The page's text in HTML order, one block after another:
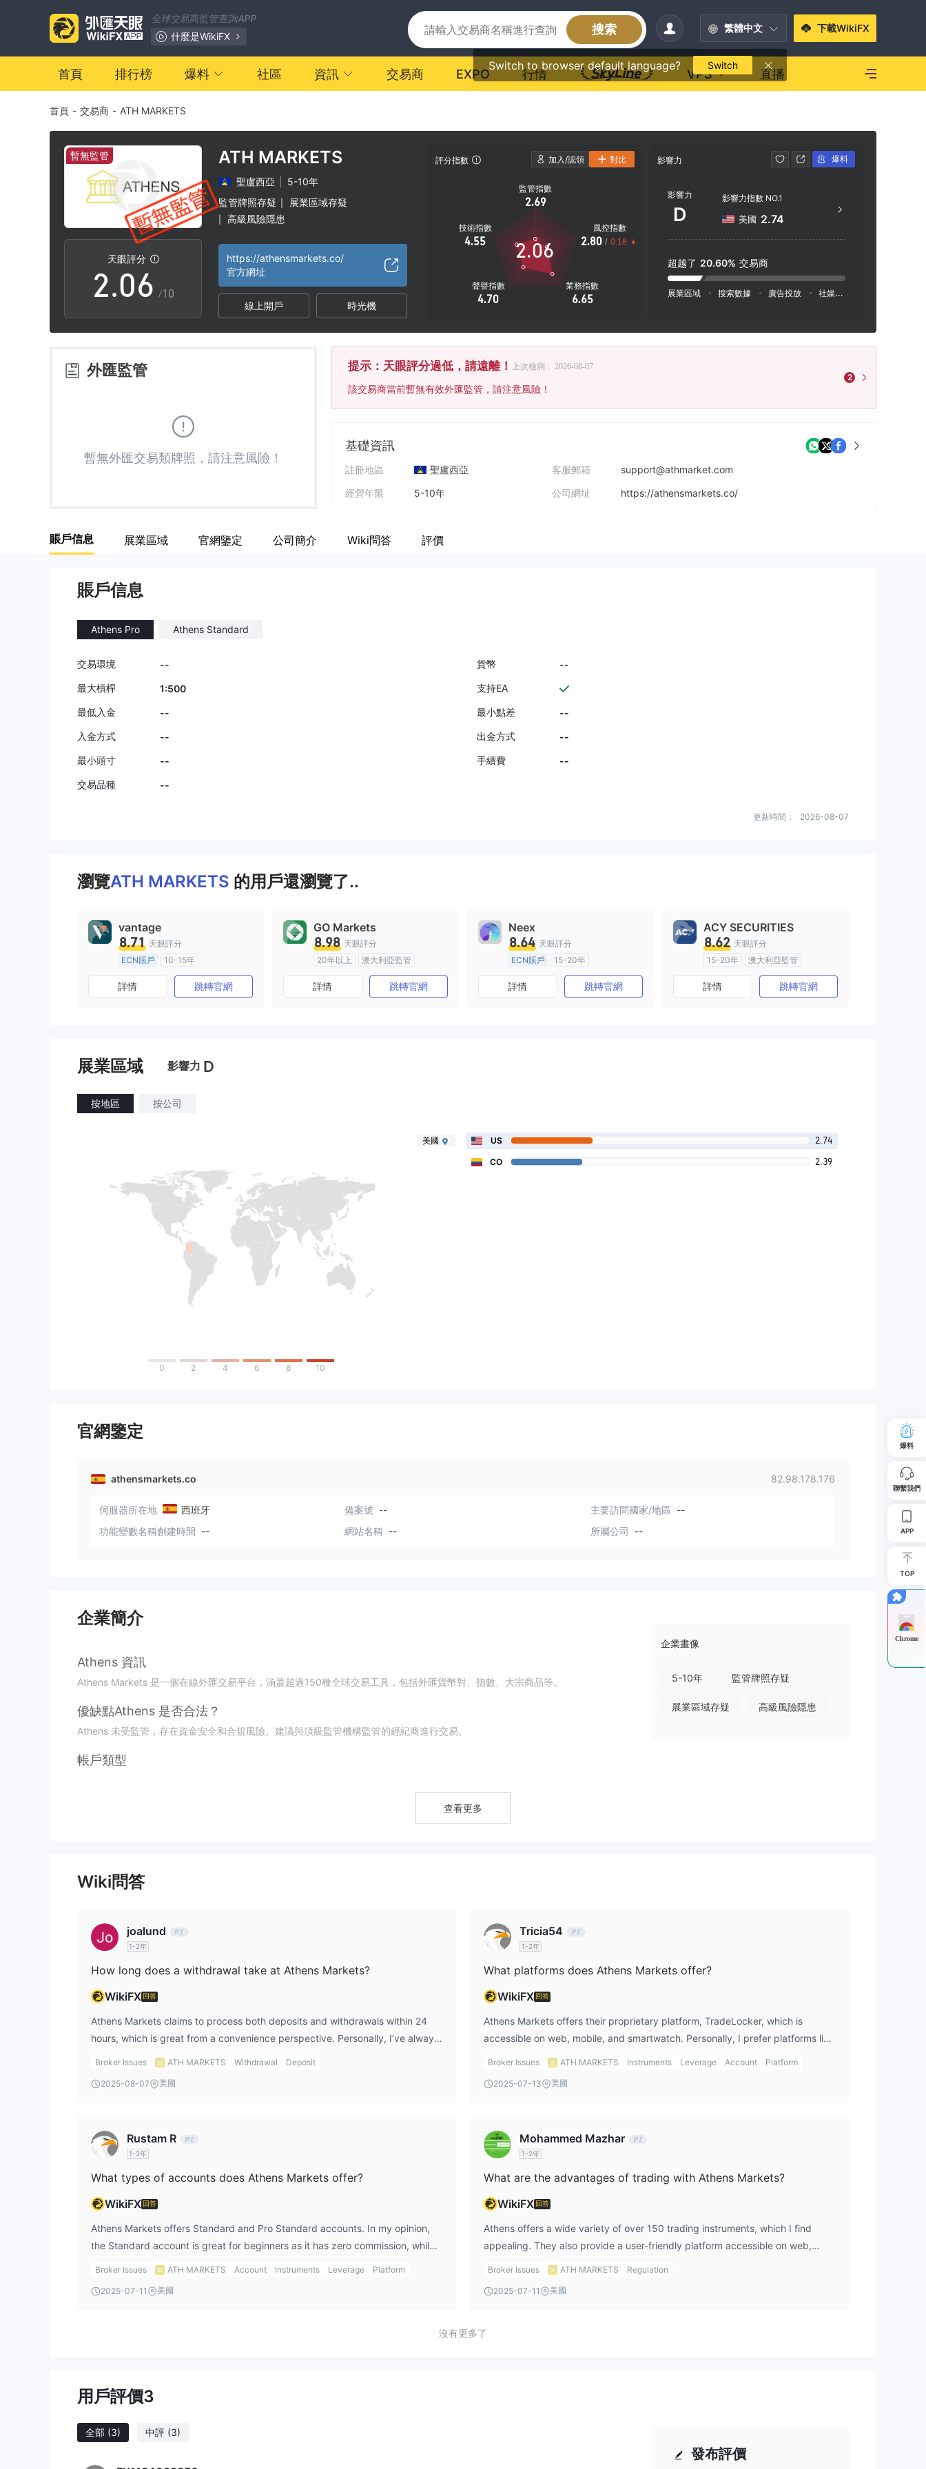
全球交易商監管查詢APP
什麼是WikiFX
搜索 繁體中文
Switch to browser default language? Switch
下載WikiFX
首頁 排行榜 爆料 社區 資訊 交易商 EXPO 行情 VPS 直播
首頁 - 交易商 - ATH MARKETS
暫無監管
天眼評分
0
1
2
3
4
6
8
9
.0
1
2
4
6
8
9
0
1
2
4
5
6
7
8
/10
ATH MARKETS
聖盧西亞
5-10年
監管牌照存疑
展業區域存疑
高級風險隱患
https://athensmarkets.co/
官方網址
線上開戶 時光機
評分指數
監管指數
2.69
技術指數
4.55
聲譽指數
4.70
業務指數
6.65
風控指數
2.80 / 0.18
2.06
影響力
影響力
D
影響力指數 NO.1
美國 2.74
超越了 20.60% 交易商
展業區域 搜索數據 廣告投放 社媒指數
加入/認領 對比 爆料
外匯監管
暫無外匯交易類牌照，請注意風險！
提示：天眼評分過低，請遠離！ 上次檢測 : 2026-08-07
該交易商當前暫無有效外匯監管，請注意風險！
2
基礎資訊
註冊地區
聖盧西亞
經營年限
5-10年
客服郵箱
support@athmarket.com
公司網址
https://athensmarkets.co/
賬戶信息 展業區域 官網鑒定 公司簡介 Wiki問答 評價
賬戶信息
Athens Pro Athens Standard
交易環境 -- 貨幣
--
最大槓桿
1:500 支持EA
最低入金 -- 最小點差
--
入金方式
-- 出金方式
--
最小頭寸
-- 手續費
--
交易品種
--
更新時間： 2026-08-07
瀏覽ATH MARKETS 的用戶還瀏覽了..
vantage
8.71 天眼評分
ECN賬戶
10-15年
澳大利亞監管
全牌照 (MM)
主標MT4
詳情 跳轉官網
GO Markets
8.98 天眼評分
20年以上
澳大利亞監管
全牌照 (MM)
cTrader
詳情 跳轉官網
Neex
8.64 天眼評分
ECN賬戶
15-20年
澳大利亞監管
全牌照 (MM)
主標MT4
詳情 跳轉官網
ACY SECURITIES
8.62 天眼評分
15-20年
澳大利亞監管
全牌照 (MM)
主標MT4
詳情 跳轉官網
展業區域 影響力 D
按地區 按公司
0 2 4 6 8 10
美國 US 2.74
CO 2.39
官網鑒定
athensmarkets.co 82.98.178.176
伺服器所在地 西班牙 備案號 -- 主要訪問國家/地區 --
功能變數名稱創建時間 -- 網站名稱 -- 所屬公司 --
企業簡介
Athens 資訊
Athens Markets 是一個在線外匯交易平台，涵蓋超過150種全球交易工具，包括外匯貨幣對、指數、大宗商品等。
優缺點Athens 是否合法？
Athens 未受監管，存在資金安全和合規風險。建議與頂級監管機構監管的經紀商進行交易。
帳戶類型
Athens 提供了一個自行開發的交易平台 TradeLocker，支援通過網頁、手機和智能手錶進行訪問。但不支援第三方平台如
存款支援 BTC、ETH、USDT ERC20、USDC ERC20 等。官方承諾在 24 小時內存入資金。
對於存入獎金帳戶的新用戶，平台將匹配存款金額的 100%，最高可達 10,000 美元。
企業畫像
5-10年 監管牌照存疑
展業區域存疑 高級風險隱患
查看更多
Wiki問答
joalund
1-2年
How long does a withdrawal take at Athens Markets?
WikiFX 回答
Athens Markets claims to process both deposits and withdrawals within 24
hours, which is great from a convenience perspective. Personally, I’ve always
appreciated brokers that offer fast processing times, as this gives me quicker
Broker Issues ATH MARKETS Withdrawal Deposit
2025-08-07 美國
Tricia54
1-2年
What platforms does Athens Markets offer?
WikiFX 回答
Athens Markets offers their proprietary platform, TradeLocker, which is
accessible on web, mobile, and smartwatch. Personally, I prefer platforms like
MT4 or MT5, but if you’re open to using a proprietary platform, TradeLocker
Broker Issues ATH MARKETS Instruments Leverage Account Platform
2025-07-13 美國
Rustam R
1-2年
What types of accounts does Athens Markets offer?
WikiFX 回答
Athens Markets offers Standard and Pro Standard accounts. In my opinion,
the Standard account is great for beginners as it has zero commission, while
the Pro Standard account provides low spreads and raw conditions for more
fit.
Broker Issues ATH MARKETS Account Instruments Leverage Platform
2025-07-11 美國
Mohammed Mazhar
1-2年
What are the advantages of trading with Athens Markets?
WikiFX 回答
Athens offers a wide variety of over 150 trading instruments, which I find
appealing. They also provide a user-friendly platform accessible on web,
mobile, and even smartwatches. If you're looking for flexibility in how you
regulation, which makes it less reliable.
Broker Issues ATH MARKETS Regulation
2025-07-11 美國
沒有更多了
用戶評價3
全部 (3) 中評 (3)
發布評價
爆料
聯繫我們
APP
TOP
Chrome